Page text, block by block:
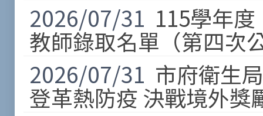
2026/07/31 115學年
教師錄取名單（第四次
2026/07/31 市府衛生
登革熱防疫 決戰境外獎